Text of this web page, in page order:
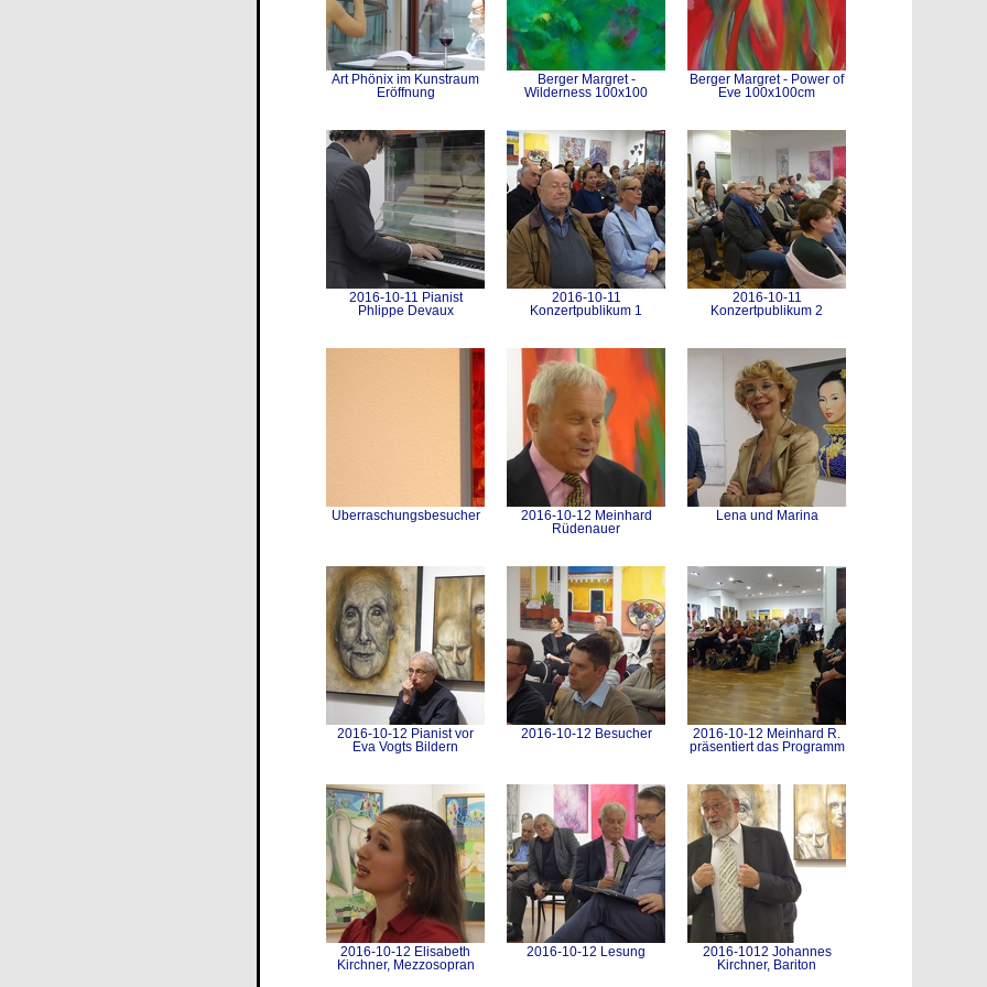
Art Phönix im Kunstraum
Eröffnung
Berger Margret -
Wilderness 100x100
Berger Margret - Power of
Eve 100x100cm
2016-10-11 Pianist
Phlippe Devaux
2016-10-11
Konzertpublikum 1
2016-10-11
Konzertpublikum 2
Überraschungsbesucher
2016-10-12 Meinhard
Rüdenauer
Lena und Marina
2016-10-12 Pianist vor
Eva Vogts Bildern
2016-10-12 Besucher
2016-10-12 Meinhard R.
präsentiert das Programm
2016-10-12 Elisabeth
Kirchner, Mezzosopran
2016-10-12 Lesung
2016-1012 Johannes
Kirchner, Bariton